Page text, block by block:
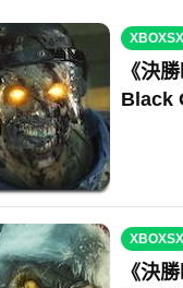
XBOXSX
《決
Black
XBOXSX
《決